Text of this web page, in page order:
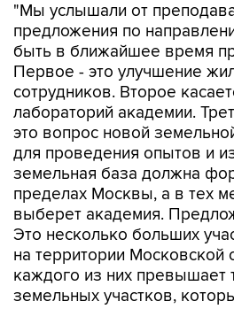
"Мы услышали от
предложения по
быть в ближайшее время
Первое - это улучшение
сотрудников. Второе
лабораторий академии.
это вопрос новой
для проведения опытов и
земельная база должна
пределах Москвы, а в тех
выберет академия.
Это несколько больших
на территории Московской
каждого из них превышает
земельных участков,